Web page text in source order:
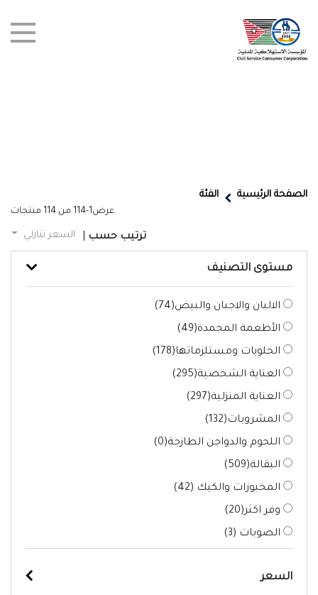
الفروع
الصفحة الرئيسية الفئة
عرض1-114 من 114 منتجات
ترتيب حسب السعر تنازلي
مستوى التصنيف
الالبان والاجبان والبيض(74
)
الأطعمة المجمدة(49
)
الحلويات ومستلزماتها(178
)
العناية الشخصية(295
)
العناية المنزلية(297
)
المشروبات(132
)
اللحوم والدواجن الطازجة(0
)
البقالة(509
)
المخبوزات والكيك (42
)
وفر اكثر(20
)
الصوبات (3
)
السعر